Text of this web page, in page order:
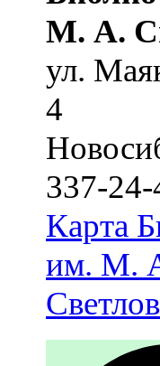
М. А.
ул.
4
337-24-
Карта
им. М.